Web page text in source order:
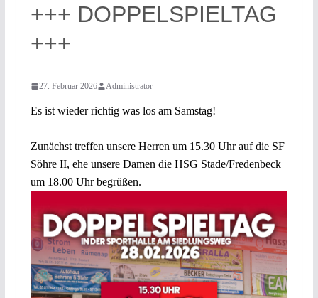
+++ DOPPELSPIELTAG
+++
27. Februar 2026 Administrator
Es ist wieder richtig was los am Samstag!
Zunächst treffen unsere Herren um 15.30 Uhr auf die SF
Söhre II, ehe unsere Damen die HSG Stade/Fredenbeck
um 18.00 Uhr begrüßen.